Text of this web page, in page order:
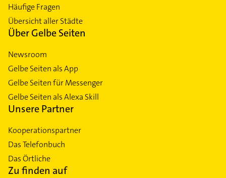
Häufige Fragen
Übersicht aller Städte
Über Gelbe Seiten
Newsroom
Gelbe Seiten als App
Gelbe Seiten für Messenger
Gelbe Seiten als Alexa Skill
Unsere Partner
Kooperationspartner
Das Telefonbuch
Das Örtliche
Zu finden auf